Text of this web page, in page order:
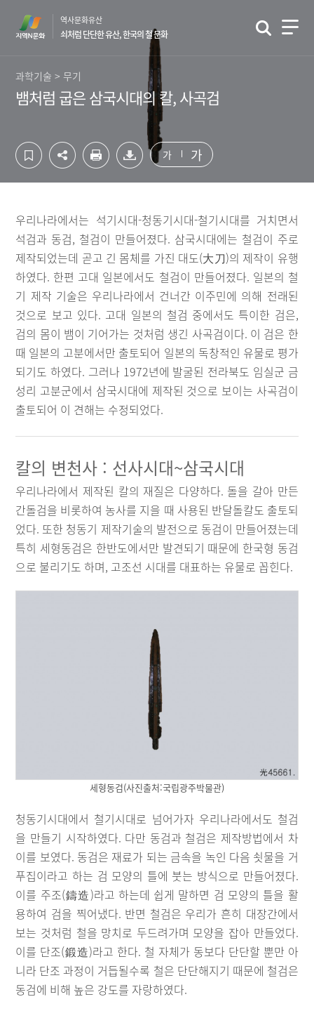
역사문화유산
쇠처럼 단단한 유산, 한국의 철 문화
과학기술 > 무기
뱀처럼 굽은 삼국시대의 칼, 사곡검
가 가
우리나라에서는 석기시대-청동기시대-철기시대를 거치면서
석검과 동검, 철검이 만들어졌다. 삼국시대에는 철검이 주로
제작되었는데 곧고 긴 몸체를 가진 대도(大刀)의 제작이 유행
하였다. 한편 고대 일본에서도 철검이 만들어졌다. 일본의 철
기 제작 기술은 우리나라에서 건너간 이주민에 의해 전래된
것으로 보고 있다. 고대 일본의 철검 중에서도 특이한 검은,
검의 몸이 뱀이 기어가는 것처럼 생긴 사곡검이다. 이 검은 한
때 일본의 고분에서만 출토되어 일본의 독창적인 유물로 평가
되기도 하였다. 그러나 1972년에 발굴된 전라북도 임실군 금
성리 고분군에서 삼국시대에 제작된 것으로 보이는 사곡검이
출토되어 이 견해는 수정되었다.
칼의 변천사 : 선사시대~삼국시대
우리나라에서 제작된 칼의 재질은 다양하다. 돌을 갈아 만든
간돌검을 비롯하여 농사를 지을 때 사용된 반달돌칼도 출토되
었다. 또한 청동기 제작기술의 발전으로 동검이 만들어졌는데
특히 세형동검은 한반도에서만 발견되기 때문에 한국형 동검
으로 불리기도 하며, 고조선 시대를 대표하는 유물로 꼽힌다.
세형동검(사진출처:국립광주박물관)
청동기시대에서 철기시대로 넘어가자 우리나라에서도 철검
을 만들기 시작하였다. 다만 동검과 철검은 제작방법에서 차
이를 보였다. 동검은 재료가 되는 금속을 녹인 다음 쇳물을 거
푸집이라고 하는 검 모양의 틀에 붓는 방식으로 만들어졌다.
이를 주조(鑄造)라고 하는데 쉽게 말하면 검 모양의 틀을 활
용하여 검을 찍어냈다. 반면 철검은 우리가 흔히 대장간에서
보는 것처럼 철을 망치로 두드려가며 모양을 잡아 만들었다.
이를 단조(鍛造)라고 한다. 철 자체가 동보다 단단할 뿐만 아
니라 단조 과정이 거듭될수록 철은 단단해지기 때문에 철검은
동검에 비해 높은 강도를 자랑하였다.